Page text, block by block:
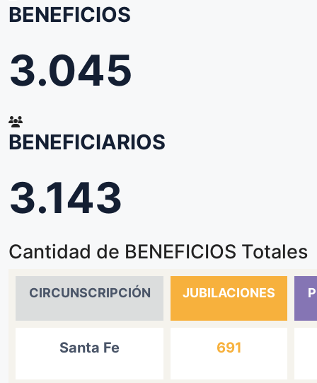
BENEFICIOS
3.045
BENEFICIARIOS
3.143
Cantidad de BENEFICIOS Totales
CIRCUNSCRIPCIÓN JUBILACIONES
Santa Fe 691